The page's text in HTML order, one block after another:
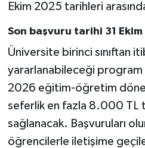
Ekim 2025 tarihleri
Son başvuru tarihi 31
Üniversite birinci sınıftan
yararlanabileceği program
2026 eğitim-öğretim
seferlik en fazla 8.000 TL
sağlanacak. Başvuruları
öğrencilerle iletişime